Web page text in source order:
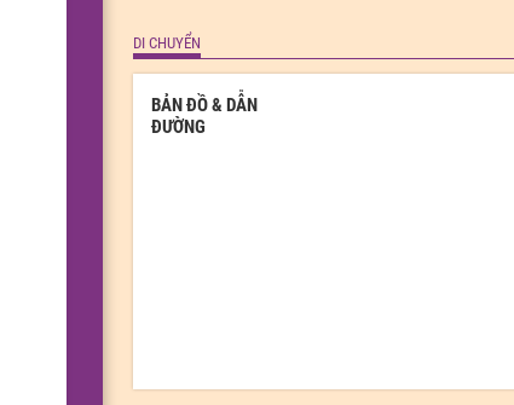
DI CHUYỂN
BẢN ĐỒ & DẪN
ĐƯỜNG